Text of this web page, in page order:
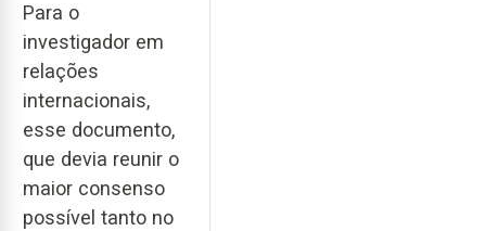
Para o
investigador em
relações
internacionais,
esse documento,
que devia reunir o
maior consenso
possível tanto no